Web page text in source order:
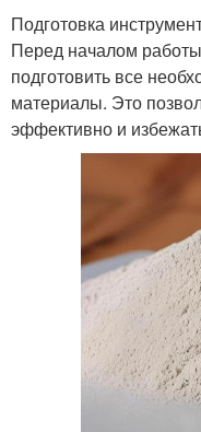
Подготовка
Перед началом
подготовить все
материалы. Это
эффективно и